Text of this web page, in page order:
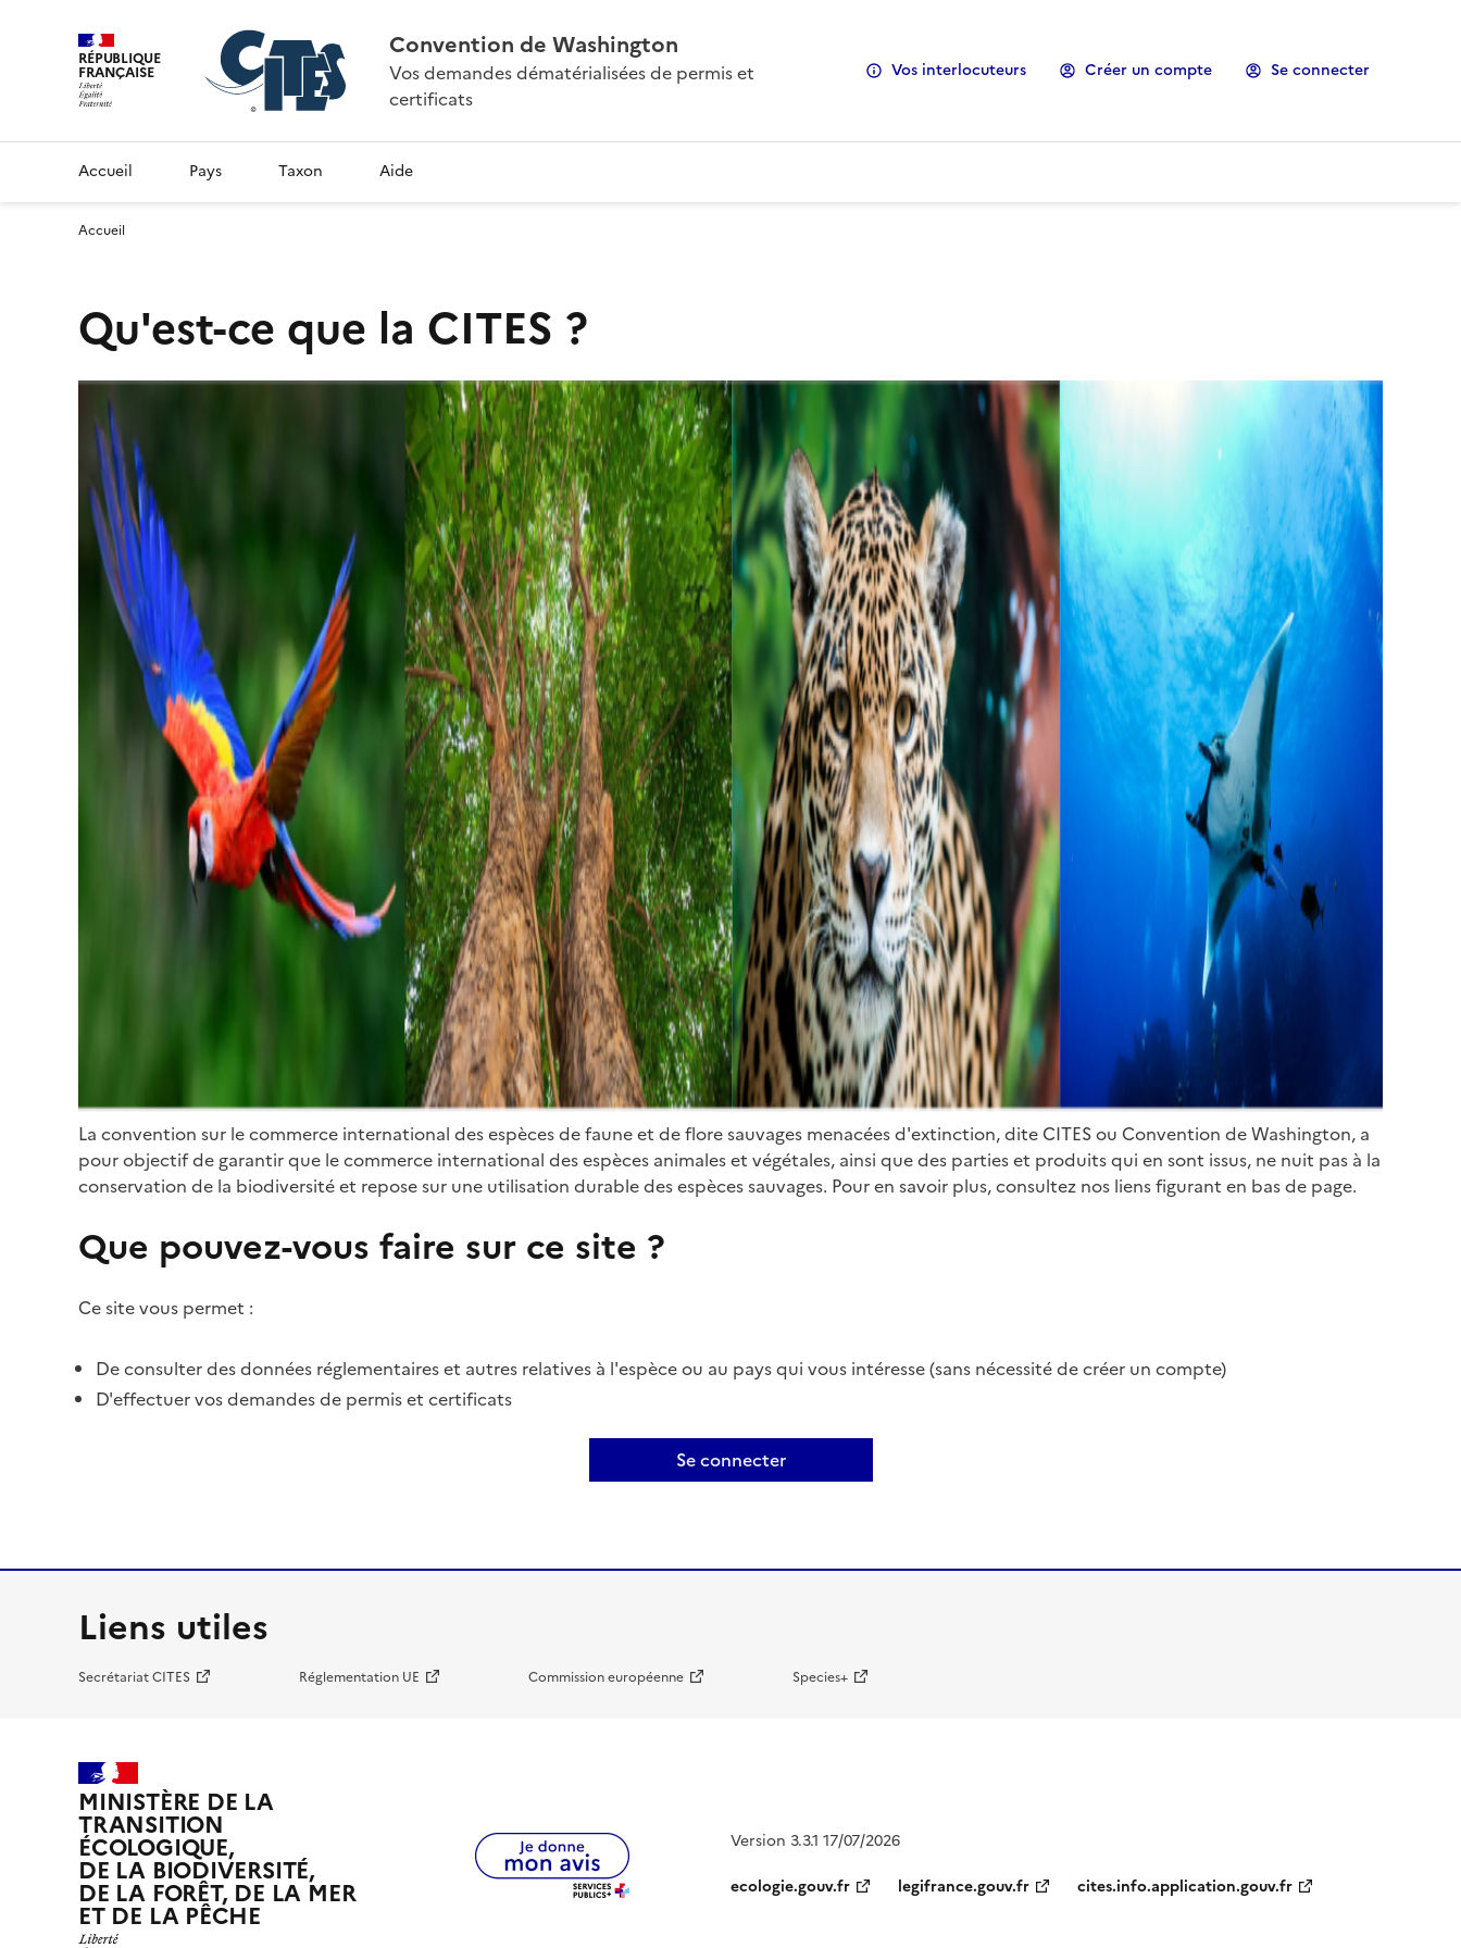
RÉPUBLIQUE
FRANÇAISE
Convention de Washington
Vos demandes dématérialisées de permis et
certificats
Vos interlocuteurs Créer un compte Se connecter
Accueil Pays Taxon Aide
Accueil
Qu'est-ce que la CITES ?
La convention sur le commerce international des espèces de faune et de flore sauvages menacées d'extinction, dite CITES ou Convention de Washington, a
pour objectif de garantir que le commerce international des espèces animales et végétales, ainsi que des parties et produits qui en sont issus, ne nuit pas à la
conservation de la biodiversité et repose sur une utilisation durable des espèces sauvages. Pour en savoir plus, consultez nos liens figurant en bas de page.
Que pouvez-vous faire sur ce site ?
Ce site vous permet :
De consulter des données réglementaires et autres relatives à l'espèce ou au pays qui vous intéresse (sans nécessité de créer un compte)
D'effectuer vos demandes de permis et certificats
Se connecter
Liens utiles
Secrétariat CITES Réglementation UE Commission européenne Species+
MINISTÈRE DE LA
TRANSITION
ÉCOLOGIQUE,
DE LA BIODIVERSITÉ,
DE LA FORÊT, DE LA MER
ET DE LA PÊCHE
Version 3.3.1 17/07/2026
ecologie.gouv.fr
legifrance.gouv.fr cites.info.application.gouv.fr